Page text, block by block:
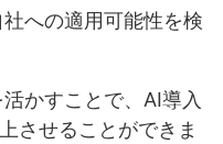
への適用可能性を検
かすことで、AI導入
させることができま